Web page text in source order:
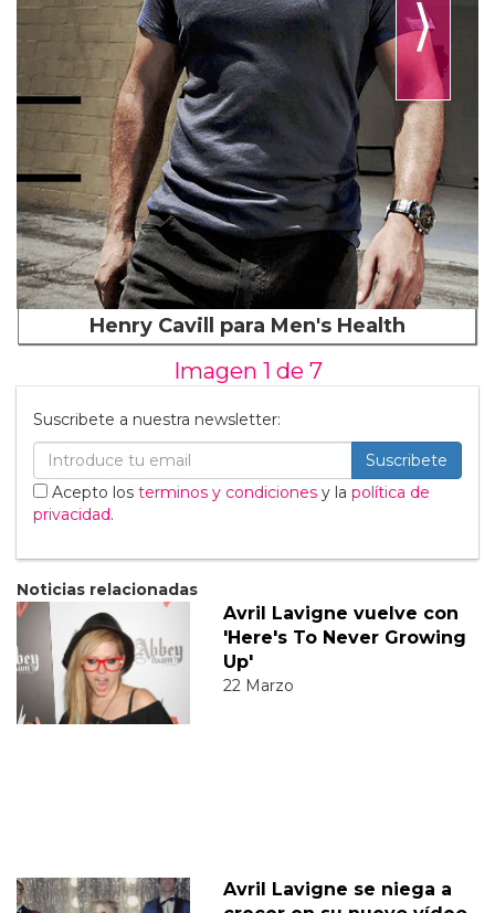
⟩
Henry Cavill para Men's Health
Imagen 1 de 7
Suscribete a nuestra newsletter:
Suscribete
Acepto los terminos y condiciones y la política de
privacidad.
Noticias relacionadas
Avril Lavigne vuelve con
'Here's To Never Growing
Up'
22 Marzo
Avril Lavigne se niega a